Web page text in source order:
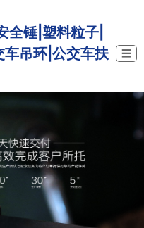
全锤|塑料粒子|
吊环|公交车扶
☰